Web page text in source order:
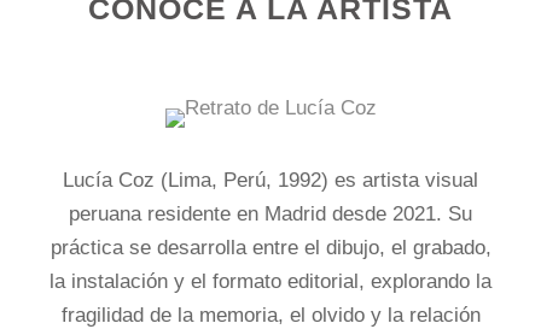
CONOCE A LA ARTISTA
Lucía Coz (Lima, Perú, 1992) es artista visual
peruana residente en Madrid desde 2021. Su
práctica se desarrolla entre el dibujo, el grabado,
la instalación y el formato editorial, explorando la
fragilidad de la memoria, el olvido y la relación